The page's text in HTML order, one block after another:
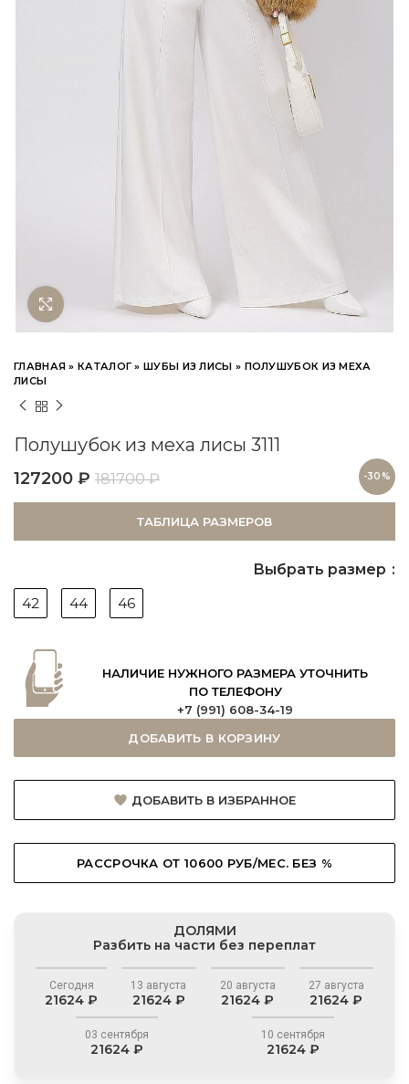
Нажмите чтобы увеличить
ГЛАВНАЯ »КАТАЛОГ »ШУБЫ ИЗ ЛИСЫ » ПОЛУШУБОК ИЗ МЕХА
ЛИСЫ
Полушубок из меха лисы 3111
127200 ₽ 181700₽ -30%
ТАБЛИЦА РАЗМЕРОВ
Выбрать размер
42
44 46
НАЛИЧИЕ НУЖНОГО РАЗМЕРА УТОЧНИТЬ
ПО ТЕЛЕФОНУ
+7 (991) 608-34-19
ДОБАВИТЬ В КОРЗИНУ
ДОБАВИТЬ В ИЗБРАННОЕ
РАССРОЧКА ОТ 10600 РУБ/МЕС. БЕЗ %
ДОЛЯМИ
Разбить на части без переплат
Сегодня
21624 ₽
13 августа
21624 ₽
20 августа
21624 ₽
27 августа
21624 ₽
03 сентября
21624 ₽
10 сентября
21624 ₽